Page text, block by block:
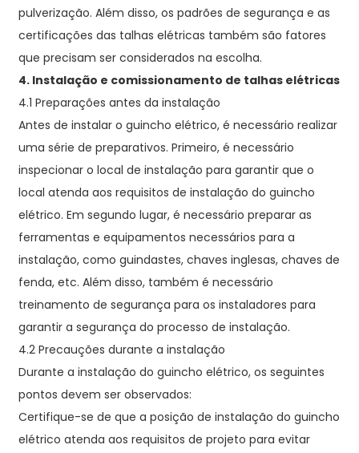
pulverização. Além disso, os padrões de segurança e as
certificações das talhas elétricas também são fatores
que precisam ser considerados na escolha.
4. Instalação e comissionamento de talhas elétricas
4.1 Preparações antes da instalação
Antes de instalar o guincho elétrico, é necessário realizar
uma série de preparativos. Primeiro, é necessário
inspecionar o local de instalação para garantir que o
local atenda aos requisitos de instalação do guincho
elétrico. Em segundo lugar, é necessário preparar as
ferramentas e equipamentos necessários para a
instalação, como guindastes, chaves inglesas, chaves de
fenda, etc. Além disso, também é necessário
treinamento de segurança para os instaladores para
garantir a segurança do processo de instalação.
4.2 Precauções durante a instalação
Durante a instalação do guincho elétrico, os seguintes
pontos devem ser observados:
Certifique-se de que a posição de instalação do guincho
elétrico atenda aos requisitos de projeto para evitar